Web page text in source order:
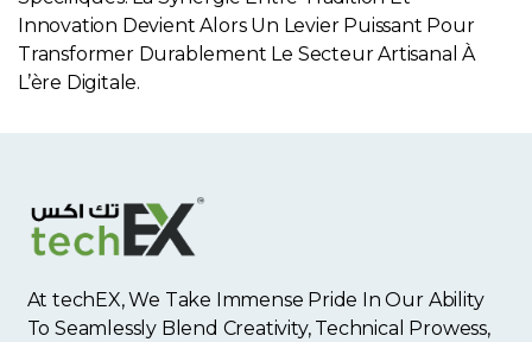
Innovation Devient Alors Un Levier Puissant Pour
Transformer Durablement Le Secteur Artisanal À
L’ère Digitale.
At techEX, We Take Immense Pride In Our Ability
To Seamlessly Blend Creativity, Technical Prowess,